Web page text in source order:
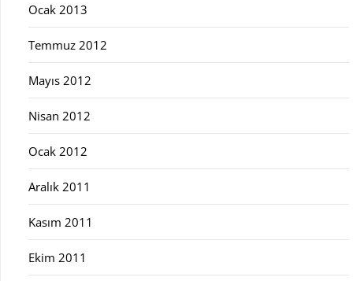
Ocak 2013
Temmuz 2012
Mayıs 2012
Nisan 2012
Ocak 2012
Aralık 2011
Kasım 2011
Ekim 2011